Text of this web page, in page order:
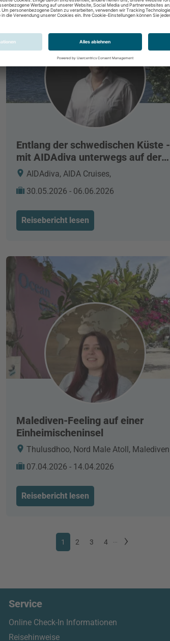
Entlang der schwedischen Küste -
mit AIDAdiva unterwegs auf der
Ostsee
AIDAdiva, AIDA Cruises,
30.05.2026 - 06.06.2026
Reisebericht lesen
Malediven-Feeling auf einer
Einheimischeninsel
Thulusdhoo, Nord Male Atoll, Malediven
07.04.2026 - 14.04.2026
Reisebericht lesen
1 2 3 4 ...
Service
Online Check-In Informationen
Reisehinweise